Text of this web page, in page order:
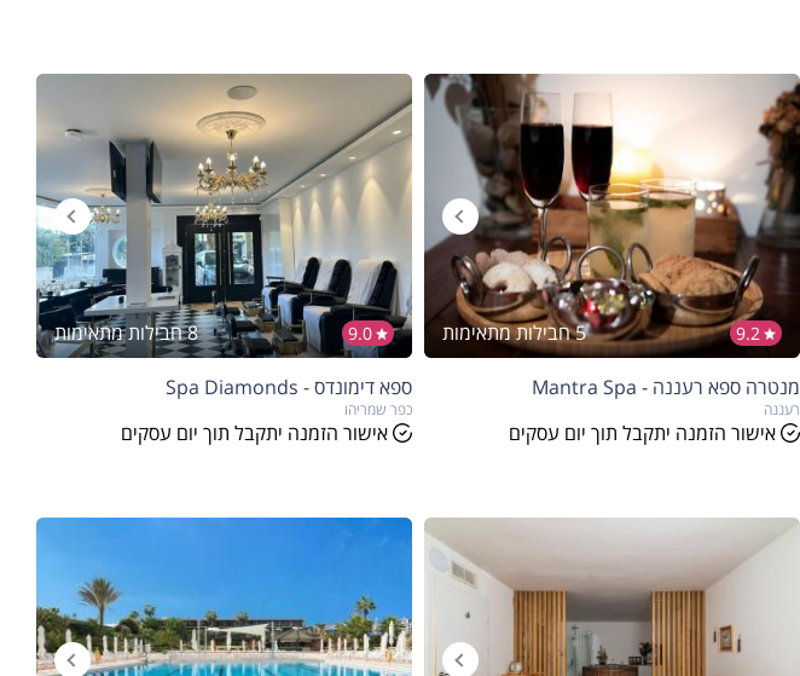
9.2 5 חבילות מתאימות
מנטרה ספא רעננה - Mantra Spa
רעננה
אישור הזמנה יתקבל תוך יום עסקים
9.0 8 חבילות מתאימות
ספא דימונדס - Spa Diamonds
כפר שמריהו
אישור הזמנה יתקבל תוך יום עסקים